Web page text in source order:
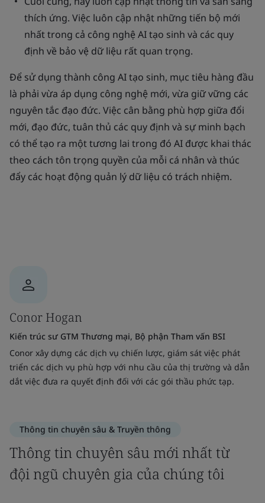
thích ứng. Việc luôn cập nhật những tiến bộ mới
nhất trong cả công nghệ AI tạo sinh và các quy
định về bảo vệ dữ liệu rất quan trọng.
Để sử dụng thành công AI tạo sinh, mục tiêu hàng đầu
là phải vừa áp dụng công nghệ mới, vừa giữ vững các
nguyên tắc đạo đức. Việc cân bằng phù hợp giữa đổi
mới, đạo đức, tuân thủ các quy định và sự minh bạch
có thể tạo ra một tương lai trong đó AI được khai thác
theo cách tôn trọng quyền của mỗi cá nhân và thúc
đẩy các hoạt động quản lý dữ liệu có trách nhiệm.
Conor Hogan
Kiến trúc sư GTM Thương mại, Bộ phận Tham vấn BSI
Conor xây dựng các dịch vụ chiến lược, giám sát việc phát
triển các dịch vụ phù hợp với nhu cầu của thị trường và dẫn
dắt việc đưa ra quyết định đối với các gói thầu phức tạp.
Thông tin chuyên sâu & Truyền thông
Thông tin chuyên sâu mới nhất từ
đội ngũ chuyên gia của chúng tôi